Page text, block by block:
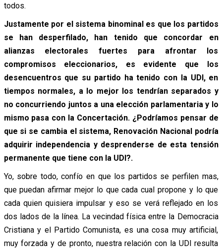
todos.
Justamente por el sistema binominal es que los partidos
se han desperfilado, han tenido que concordar en
alianzas electorales fuertes para afrontar los
compromisos eleccionarios, es evidente que los
desencuentros que su partido ha tenido con la UDI, en
tiempos normales, a lo mejor los tendrían separados y
no concurriendo juntos a una elección parlamentaria y lo
mismo pasa con la Concertación. ¿Podríamos pensar de
que si se cambia el sistema, Renovación Nacional podría
adquirir independencia y desprenderse de esta tensión
permanente que tiene con la UDI?.
Yo, sobre todo, confío en que los partidos se perfilen mas,
que puedan afirmar mejor lo que cada cual propone y lo que
cada quien quisiera impulsar y eso se verá reflejado en los
dos lados de la línea. La vecindad física entre la Democracia
Cristiana y el Partido Comunista, es una cosa muy artificial,
muy forzada y de pronto, nuestra relación con la UDI resulta